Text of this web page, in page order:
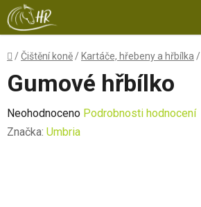
Přejít
na
obsah
Domů
/ Čištění koně / Kartáče, hřebeny a hřbílka /
Gumové hřbílko
Průměrné
hodnocení
Neohodnoceno Podrobnosti hodnocení
Značka: Umbria